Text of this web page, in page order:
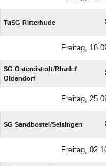
TuSG Ritterhude
Freitag,
SG Ostereistedt/​Rhade/​
Oldendorf
Freitag,
SG Sandbostel/​Selsingen
Freitag,